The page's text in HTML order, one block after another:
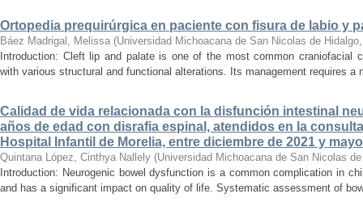
Ortopedia prequirúrgica en paciente con fisura de labio y
Báez Madrigal, Melissa (Universidad Michoacana de San Nicolas de Hidalgo
Introduction: Cleft lip and palate is one of the most common craniofacial
with various structural and functional alterations. Its management requires a
Calidad de vida relacionada con la disfunción intestinal
años de edad con disrafia espinal, atendidos en la
Hospital Infantil de Morelia, entre diciembre de 2021 y
Quintana López, Cinthya Nallely (Universidad Michoacana de San Nicolas
Introduction: Neurogenic bowel dysfunction is a common complication in
and has a significant impact on quality of life. Systematic assessment of